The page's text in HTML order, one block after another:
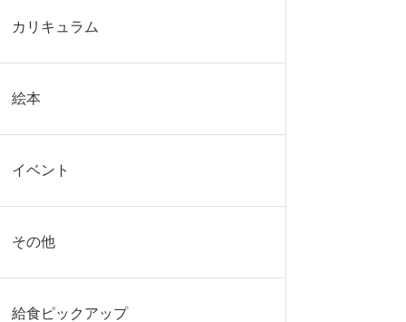
カリキュラム
絵本
イベント
その他
給食ピックアップ